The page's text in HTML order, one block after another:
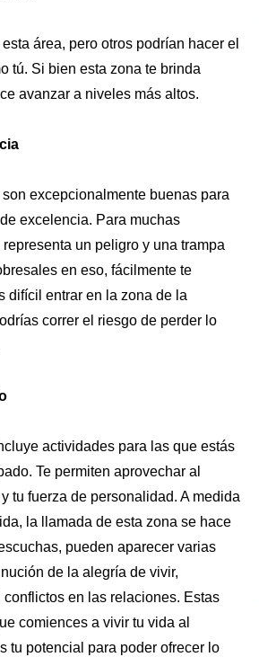
área, pero otros podrían hacer el
tú. Si bien esta zona te brinda
avanzar a niveles más altos.
excepcionalmente buenas para
excelencia. Para muchas
un peligro y una trampa
en eso, fácilmente te
difícil entrar en la zona de la
correr el riesgo de perder lo
actividades para las que estás
Te permiten aprovechar al
tu fuerza de personalidad. A medida
la llamada de esta zona se hace
pueden aparecer varias
de la alegría de vivir,
en las relaciones. Estas
comiences a vivir tu vida al
tu potencial para poder ofrecer lo